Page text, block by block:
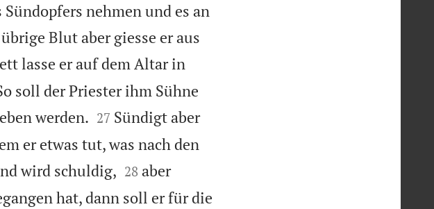
nehmen und es an
Blut aber giesse er aus
lasse er auf dem Altar in
soll der Priester ihm Sühne
werden.
27 Sündigt aber
er etwas tut, was nach den
wird schuldig,
28 aber
hat, dann soll er für die